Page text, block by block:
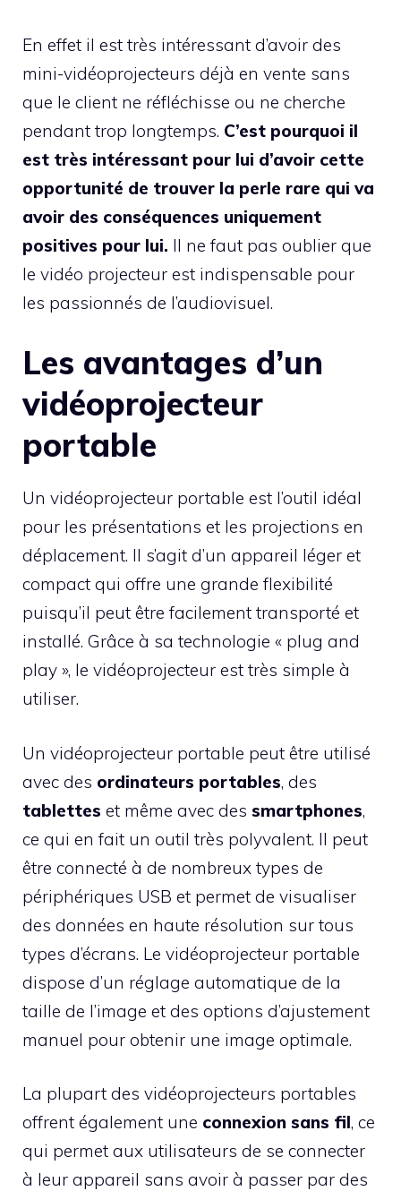
En effet il est très intéressant d’avoir des
mini-vidéoprojecteurs déjà en vente sans
que le client ne réfléchisse ou ne cherche
pendant trop longtemps. C’est pourquoi il
est très intéressant pour lui d’avoir cette
opportunité de trouver la perle rare qui va
avoir des conséquences uniquement
positives pour lui. Il ne faut pas oublier que
le vidéo projecteur est indispensable pour
les passionnés de l’audiovisuel.
Les avantages d’un
vidéoprojecteur
portable
Un vidéoprojecteur portable est l’outil idéal
pour les présentations et les projections en
déplacement. Il s’agit d’un appareil léger et
compact qui offre une grande flexibilité
puisqu’il peut être facilement transporté et
installé. Grâce à sa technologie « plug and
play », le vidéoprojecteur est très simple à
utiliser.
Un vidéoprojecteur portable peut être utilisé
avec des ordinateurs portables, des
tablettes et même avec des smartphones,
ce qui en fait un outil très polyvalent. Il peut
être connecté à de nombreux types de
périphériques USB et permet de visualiser
des données en haute résolution sur tous
types d’écrans. Le vidéoprojecteur portable
dispose d’un réglage automatique de la
taille de l’image et des options d’ajustement
manuel pour obtenir une image optimale.
La plupart des vidéoprojecteurs portables
offrent également une connexion sans fil, ce
qui permet aux utilisateurs de se connecter
à leur appareil sans avoir à passer par des